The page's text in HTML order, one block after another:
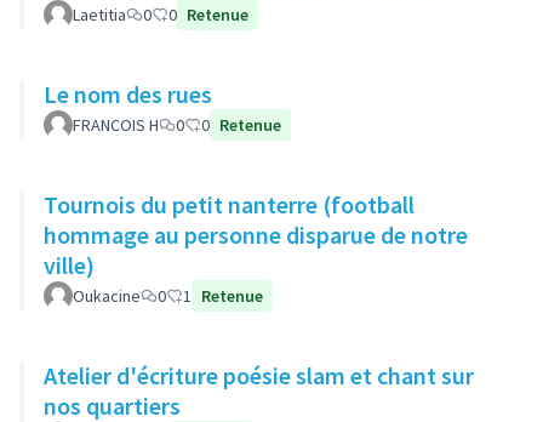
Laetitia 0 0 Retenue
Le nom des rues
FRANCOIS H 0 0 Retenue
Tournois du petit nanterre (football
hommage au personne disparue de notre
ville)
Oukacine 0 1 Retenue
Atelier d'écriture poésie slam et chant sur
nos quartiers